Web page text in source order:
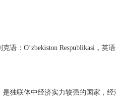
语：Oʻzbekiston Respublikasi，
独联体中经济实力较强的国家，